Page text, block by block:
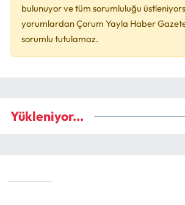
bulunuyor ve tüm sorumluluğu
yorumlardan Çorum Yayla Haber
sorumlu tutulamaz.
Yükleniyor...